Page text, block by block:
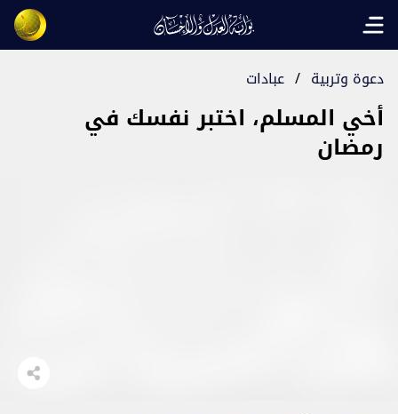
Open main menu
دعوة وتربية / عبادات
أخي المسلم، اختبر نفسك في
رمضان